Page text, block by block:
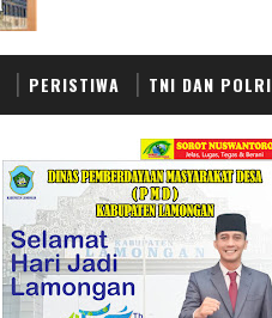
PERISTIWA TNI DAN POLRI